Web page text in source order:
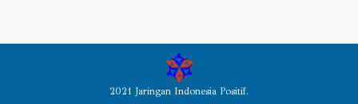
2021 Jaringan Indonesia Positif.